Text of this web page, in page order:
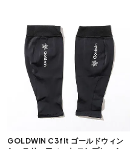
GOLDWIN C3fit ゴールドウィン